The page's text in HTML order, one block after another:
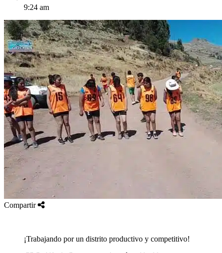
9:24 am
Compartir
¡Trabajando por un distrito productivo y competitivo!